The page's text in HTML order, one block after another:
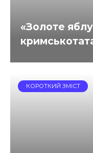
«Золоте
КОРОТКИЙ ЗМІСТ